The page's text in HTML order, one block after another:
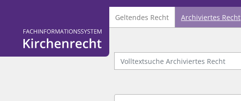
Logo Fachinformationssystem Kirchenrecht
Geltendes Recht Archiviertes Recht
Volltextsuche Archiviertes Recht